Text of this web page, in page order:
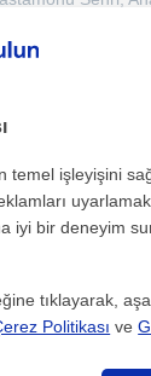
gör
temel işleyişini
iyi bir deneyim
tıklayarak,
Politikası ve